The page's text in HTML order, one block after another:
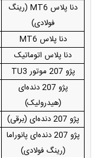
دنا پلاس MT6 (رینگ
فولادی)
دنا پلاس MT6
دنا پلاس اتوماتیک
پژو 207 موتور TU3
پژو 207 دنده‌ای
(هیدرولیک)
پژو 207 دنده‌ای (برقی)
پژو 207 دنده‌ای پانوراما
(رینگ فولادی)